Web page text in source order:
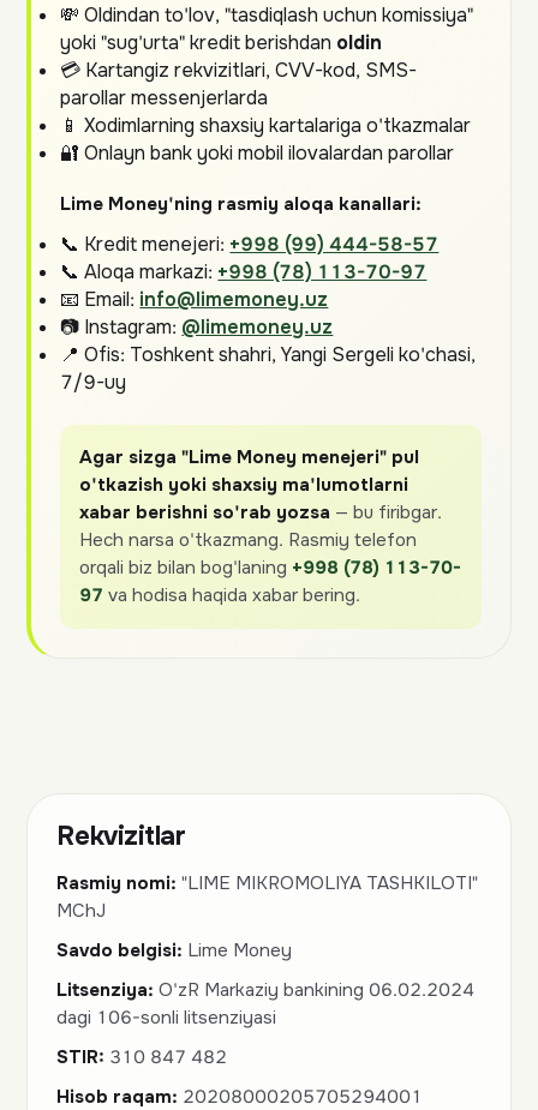
💸 Oldindan to'lov, "tasdiqlash uchun komissiya"
yoki "sug'urta" kredit berishdan oldin
💳 Kartangiz rekvizitlari, CVV-kod, SMS-
parollar messenjerlarda
📱 Xodimlarning shaxsiy kartalariga o'tkazmalar
🔐 Onlayn bank yoki mobil ilovalardan parollar
Lime Money'ning rasmiy aloqa kanallari:
📞 Kredit menejeri: +998 (99) 444-58-57
📞 Aloqa markazi: +998 (78) 113-70-97
📧 Email: info@limemoney.uz
📷 Instagram: @limemoney.uz
📍 Ofis: Toshkent shahri, Yangi Sergeli ko'chasi,
7/9-uy
Agar sizga "Lime Money menejeri" pul
o'tkazish yoki shaxsiy ma'lumotlarni
xabar berishni so'rab yozsa — bu firibgar.
Hech narsa o'tkazmang. Rasmiy telefon
orqali biz bilan bog'laning +998 (78) 113-70-
97 va hodisa haqida xabar bering.
Rekvizitlar
Rasmiy nomi: "LIME MIKROMOLIYA TASHKILOTI"
MChJ
Savdo belgisi: Lime Money
Litsenziya: O'zR Markaziy bankining 06.02.2024
dagi 106-sonli litsenziyasi
STIR: 310 847 482
Hisob raqam: 20208000205705294001